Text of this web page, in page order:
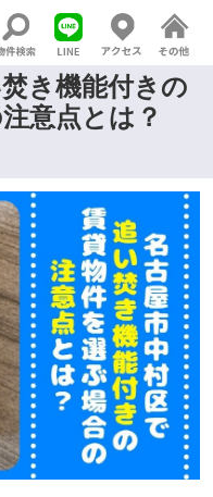
き機能付きの
意点とは？